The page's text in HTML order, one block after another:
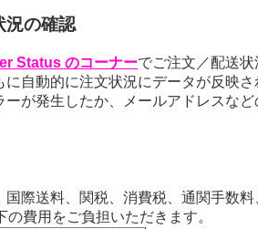
況の確認
Status のコーナーでご注文／配送
に自動的に注文状況にデータが反映
ーが発生したか、メールアドレスな
国際送料、関税、消費税、通関手数
の費用をご負担いただきます。